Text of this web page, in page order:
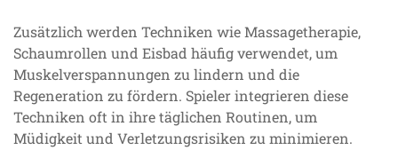
Zusätzlich werden Techniken wie Massagetherapie,
Schaumrollen und Eisbad häufig verwendet, um
Muskelverspannungen zu lindern und die
Regeneration zu fördern. Spieler integrieren diese
Techniken oft in ihre täglichen Routinen, um
Müdigkeit und Verletzungsrisiken zu minimieren.